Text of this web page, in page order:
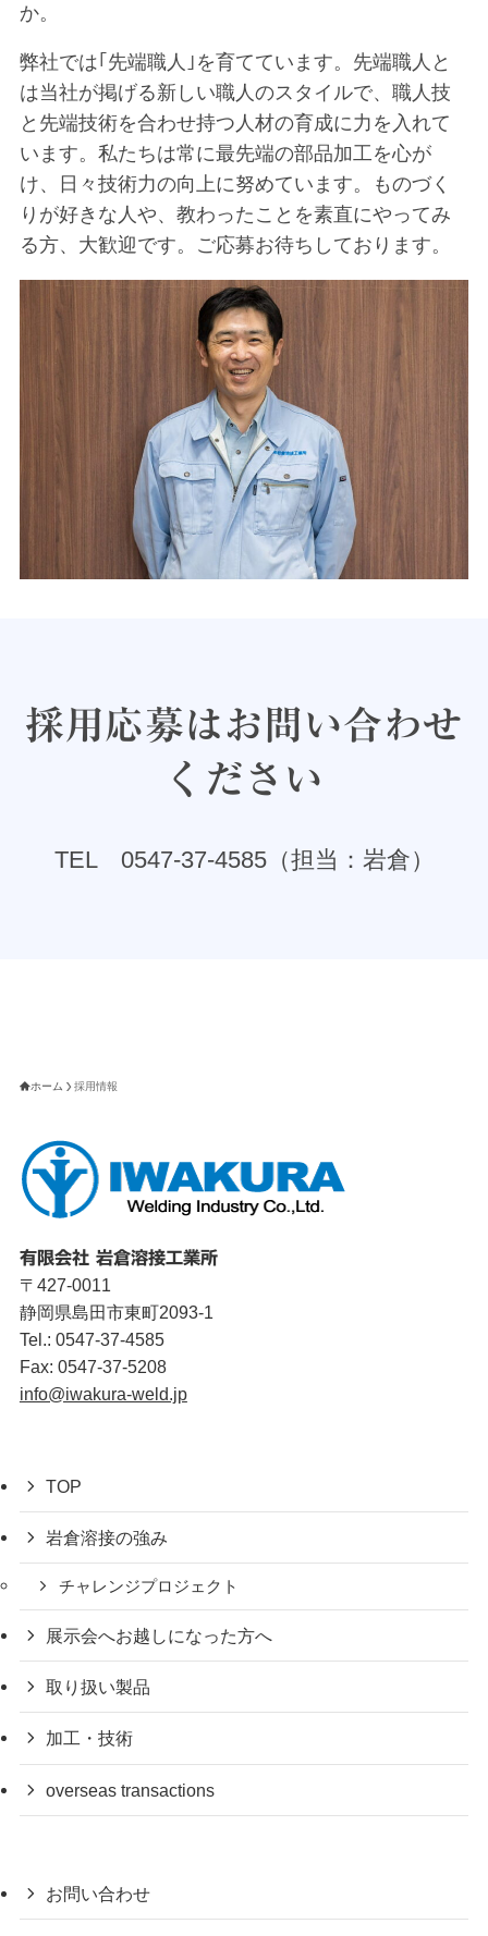
か。
弊社では｢先端職人｣を育てています。先端職人と
は当社が掲げる新しい職人のスタイルで、職人技
と先端技術を合わせ持つ人材の育成に力を入れて
います。私たちは常に最先端の部品加工を心が
け、日々技術力の向上に努めています。ものづく
りが好きな人や、教わったことを素直にやってみ
る方、大歓迎です。ご応募お待ちしております。
採用応募はお問い合わせ
ください
TEL 0547-37-4585（担当：岩倉）
ホーム 採用情報
有限会社 岩倉溶接工業所
〒427-0011
静岡県島田市東町2093-1
Tel.: 0547-37-4585
Fax: 0547-37-5208
info@iwakura-weld.jp
TOP
岩倉溶接の強み
チャレンジプロジェクト
展示会へお越しになった方へ
取り扱い製品
加工・技術
overseas transactions
お問い合わせ